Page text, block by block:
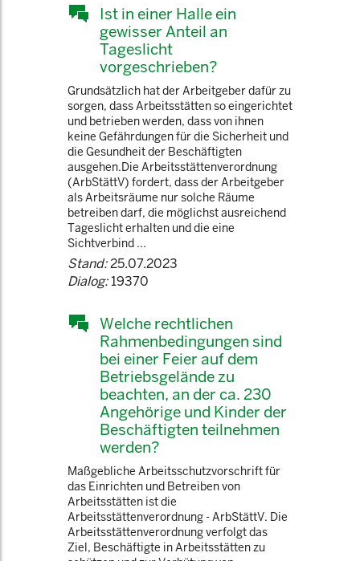
Ist in einer Halle ein
gewisser Anteil an
Tageslicht
vorgeschrieben?
Grundsätzlich hat der Arbeitgeber dafür zu
sorgen, dass Arbeitsstätten so eingerichtet
und betrieben werden, dass von ihnen
keine Gefährdungen für die Sicherheit und
die Gesundheit der Beschäftigten
ausgehen.Die Arbeitsstättenverordnung
(ArbStättV) fordert, dass der Arbeitgeber
als Arbeitsräume nur solche Räume
betreiben darf, die möglichst ausreichend
Tageslicht erhalten und die eine
Sichtverbind ...
Stand:25.07.2023
Dialog:19370
Welche rechtlichen
Rahmenbedingungen sind
bei einer Feier auf dem
Betriebsgelände zu
beachten, an der ca. 230
Angehörige und Kinder der
Beschäftigten teilnehmen
werden?
Maßgebliche Arbeitsschutzvorschrift für
das Einrichten und Betreiben von
Arbeitsstätten ist die
Arbeitsstättenverordnung - ArbStättV. Die
Arbeitsstättenverordnung verfolgt das
Ziel, Beschäftigte in Arbeitsstätten zu